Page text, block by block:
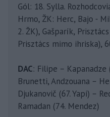
Gól: 18. Sylla.
Hrmo, ŽK: Herc, Bajo -
2. ŽK), Gašparík,
Prisztács mimo ihriska),
DAC: Filipe – Kapanadze
Brunetti, Andzouana –
Djukanovič (67. Yapi) –
Ramadan (74. Mendez)